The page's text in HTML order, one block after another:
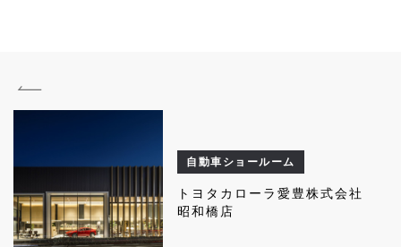
自動車ショールーム
トヨタカローラ愛豊株式会社
昭和橋店